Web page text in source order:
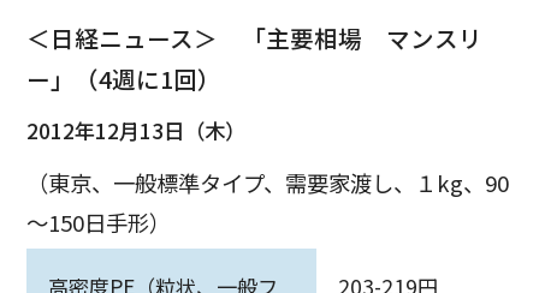
＜日経ニュース＞ 「主要相場 マンスリ
ー」（4週に1回）
2012年12月13日（木）
（東京、一般標準タイプ、需要家渡し、１kg、90
～150日手形）
高密度PE（粒状、一般フ
203-219円